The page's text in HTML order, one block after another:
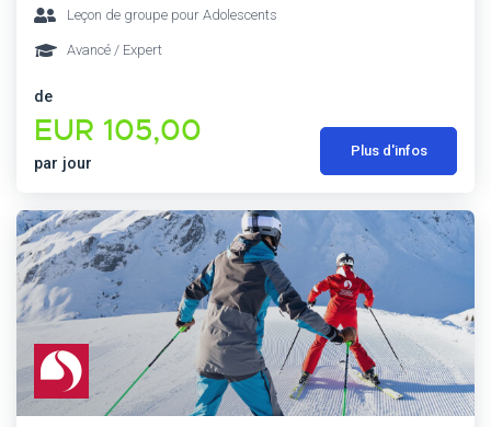
Leçon de groupe pour Adolescents
Avancé / Expert
de
EUR 105,00
par jour
Plus d'infos